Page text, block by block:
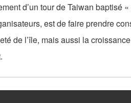
d’un tour de Taiwan baptisé
est de faire prendre
de l’île, mais aussi la